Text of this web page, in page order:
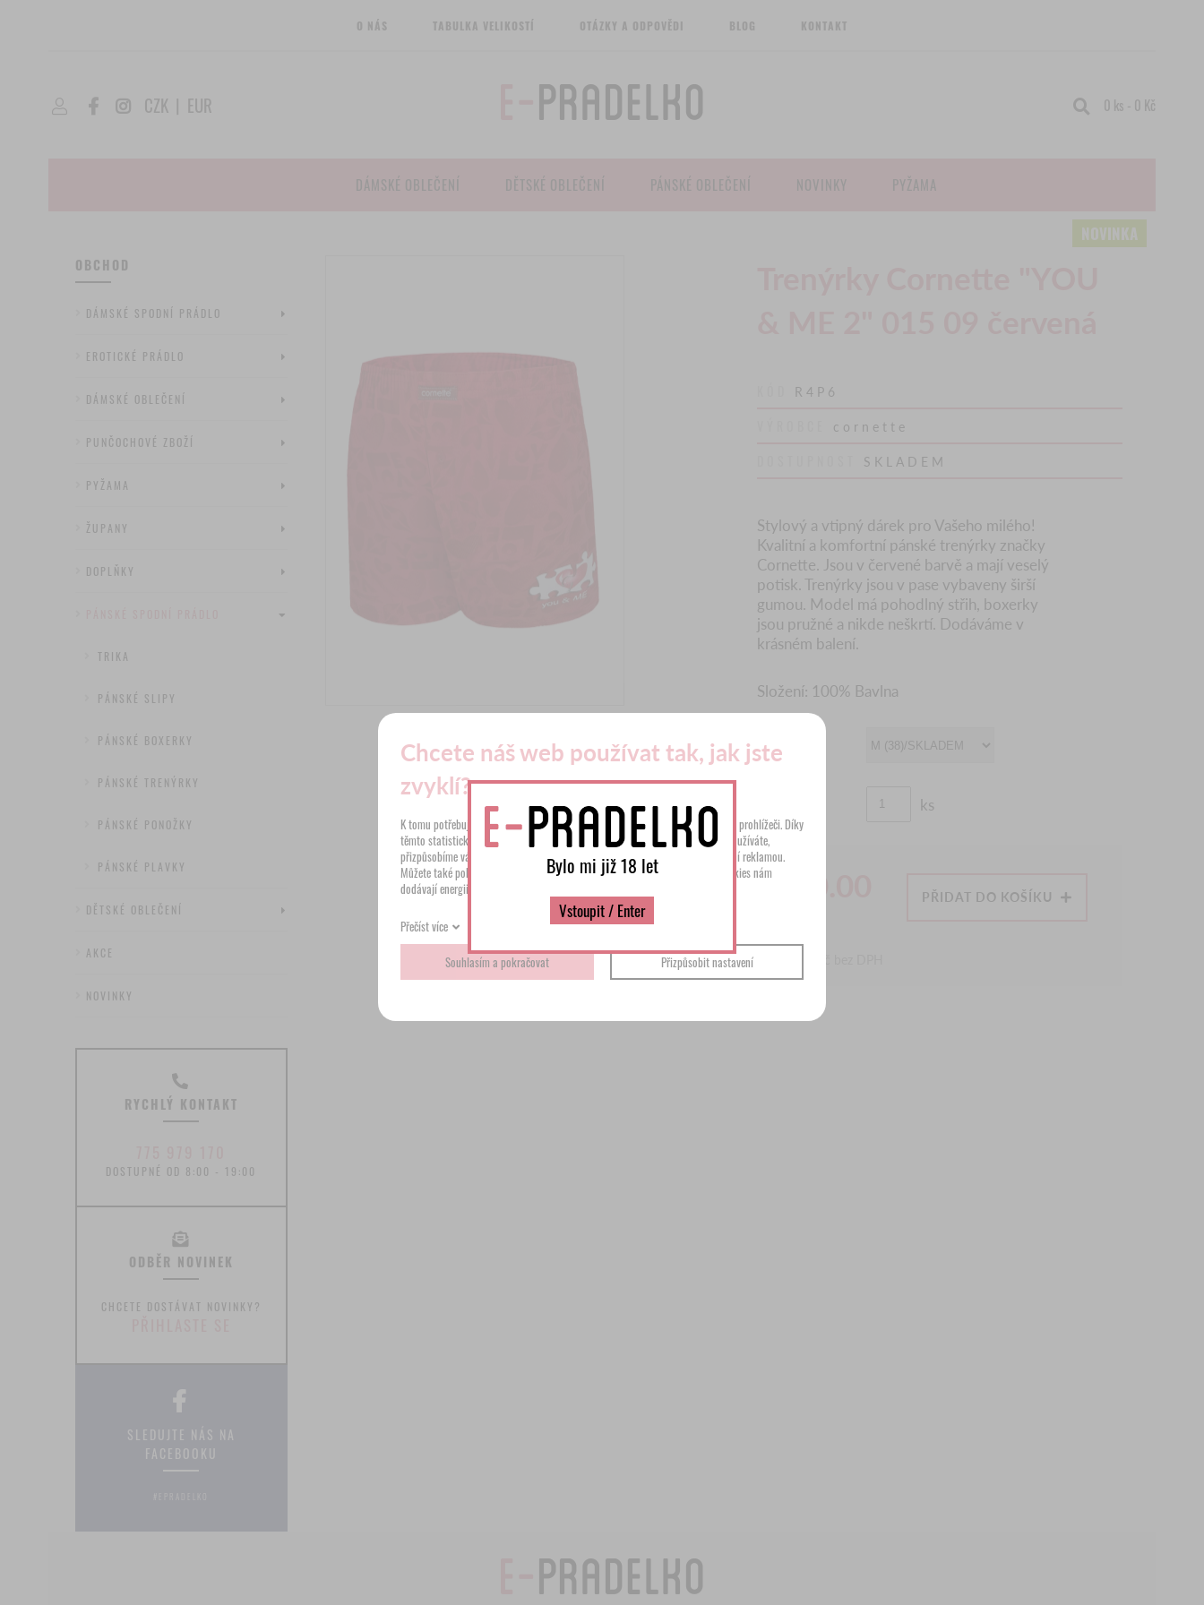
O NÁS TABULKA VELIKOSTÍ OTÁZKY A ODPOVĚDI BLOG KONTAKT
CZK | EUR 0 ks - 0 Kč
DÁMSKÉ OBLEČENÍ DĚTSKÉ OBLEČENÍ PÁNSKÉ OBLEČENÍ NOVINKY PYŽAMA
OBCHOD
DÁMSKÉ SPODNÍ PRÁDLO
EROTICKÉ PRÁDLO
DÁMSKÉ OBLEČENÍ
PUNČOCHOVÉ ZBOŽÍ
PYŽAMA
ŽUPANY
DOPLŇKY
TRIKA
PÁNSKÉ SLIPY
PÁNSKÉ BOXERKY
PÁNSKÉ TRENÝRKY
PÁNSKÉ PONOŽKY
PÁNSKÉ PLAVKY
DĚTSKÉ OBLEČENÍ
AKCE
NOVINKY
RYCHLÝ KONTAKT
DOSTUPNÉ OD 8:00 - 19:00
ODBĚR NOVINEK
CHCETE DOSTÁVAT NOVINKY?
SLEDUJTE NÁS NA
FACEBOOKU
R4P6
cornette
SKLADEM
Stylový a vtipný dárek pro Vašeho milého!
Kvalitní a komfortní pánské trenýrky značky
Cornette. Jsou v červené barvě a mají veselý
potisk. Trenýrky jsou v pase vybaveny širší
gumou. Model má pohodlný střih, boxerky
jsou pružné a nikde neškrtí. Dodáváme v
krásném balení.
Složení: 100% Bavlna
VELIKOST
ks
PŘIDAT DO KOŠÍKU
Bylo mi již 18 let
Vstoupit / Enter
Chcete náš web používat tak, jak jste
zvyklí?
K tomu potřebujeme váš souhlas s využitímcookies
, které se ukládají ve vašem prohlížeči. Díky
těmto statistickým, preferenčním a reklamním cookies zjistíme, jak náš web používáte,
přizpůsobíme vám zobrazené informace a nebudeme vás obtěžovat nerelevantní reklamou.
Můžete také pokračovat pouze s cookies nezbytnými pro fungování webu. Cookies nám
dodávají energii pro další vylepšování.
Přečíst více
Souhlasím a pokračovat
Přizpůsobit nastavení